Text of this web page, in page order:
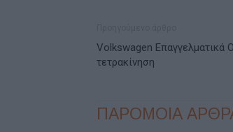
Volkswagen Επαγγελματικά
τετρακίνηση
ΠΑΡΟΜΟΙΑ